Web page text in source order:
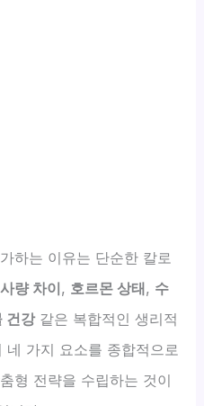
하는 이유는 단순한 칼로
량 차이, 호르몬 상태, 수
건강같은 복합적인 생리적
네 가지 요소를 종합적으로
형 전략을 수립하는 것이